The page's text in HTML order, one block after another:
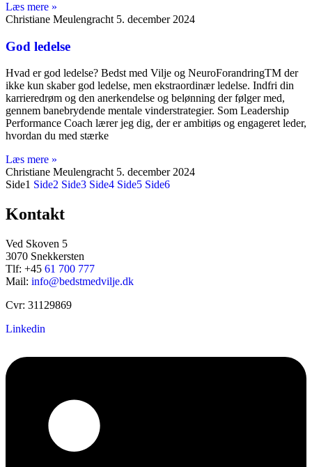
Læs mere »
Christiane Meulengracht 5. december 2024
God ledelse
Hvad er god ledelse? Bedst med Vilje og NeuroForandringTM der
ikke kun skaber god ledelse, men ekstraordinær ledelse. Indfri din
karrieredrøm og den anerkendelse og belønning der følger med,
gennem banebrydende mentale vinderstrategier. Som Leadership
Performance Coach lærer jeg dig, der er ambitiøs og engageret leder,
hvordan du med stærke
Læs mere »
Christiane Meulengracht 5. december 2024
Side1 Side2 Side3 Side4 Side5 Side6
Kontakt
Ved Skoven 5
3070 Snekkersten
Tlf: +45 61 700 777
Mail: info@bedstmedvilje.dk
Cvr: 31129869
Linkedin